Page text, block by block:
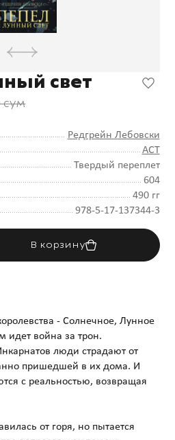
свет
сум
Редгрейн Лебовски
АСТ
Твердый переплет
604
490 гг
978-5-17-137344-3
В корзину
- Солнечное, Лунное
война за трон.
люди страдают от
пришедшей в их дома. И
с реальностью, возвращая
от горя, но пытается